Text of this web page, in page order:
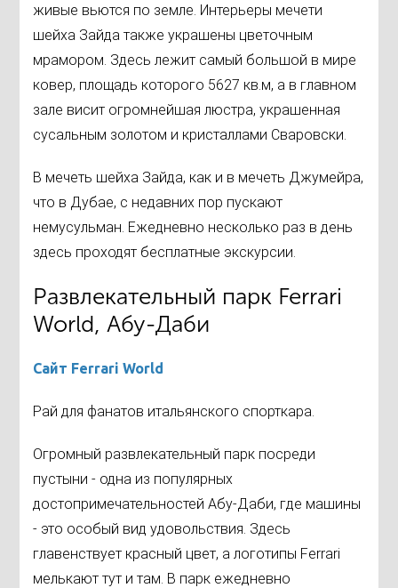
живые вьются по земле. Интерьеры мечети
шейха Зайда также украшены цветочным
мрамором. Здесь лежит самый большой в мире
ковер, площадь которого 5627 кв.м, а в главном
зале висит огромнейшая люстра, украшенная
сусальным золотом и кристаллами Сваровски.
В мечеть шейха Зайда, как и в мечеть Джумейра,
что в Дубае, с недавних пор пускают
немусульман. Ежедневно несколько раз в день
здесь проходят бесплатные экскурсии.
Развлекательный парк Ferrari
World, Абу-Даби
Сайт Ferrari World
Рай для фанатов итальянского спорткара.
Огромный развлекательный парк посреди
пустыни - одна из популярных
достопримечательностей Абу-Даби, где машины
- это особый вид удовольствия. Здесь
главенствует красный цвет, а логотипы Ferrari
мелькают тут и там. В парк ежедневно